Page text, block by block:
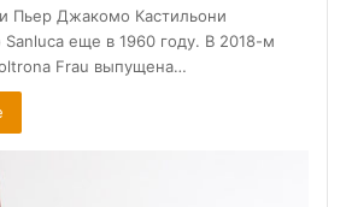
Пьер Джакомо Кастильони
Sanluca еще в 1960 году. В 2018-м
Frau выпущена…